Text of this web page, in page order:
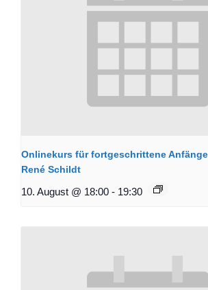
Onlinekurs für fortgeschrittene
René Schildt
10. August @ 18:00 - 19:30